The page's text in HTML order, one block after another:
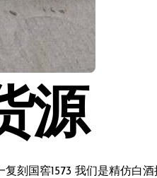
源
刻国窖1573 我们是精仿白